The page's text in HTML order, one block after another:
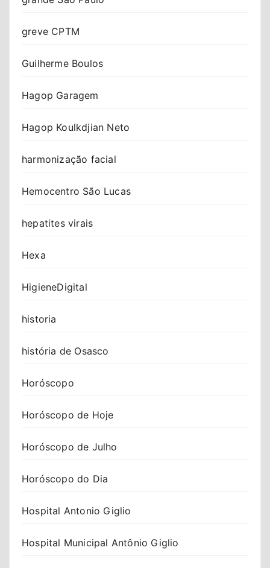
greve CPTM
Guilherme Boulos
Hagop Garagem
Hagop Koulkdjian Neto
harmonização facial
Hemocentro São Lucas
hepatites virais
Hexa
HigieneDigital
historia
história de Osasco
Horóscopo
Horóscopo de Hoje
Horóscopo de Julho
Horóscopo do Dia
Hospital Antonio Giglio
Hospital Municipal Antônio Giglio